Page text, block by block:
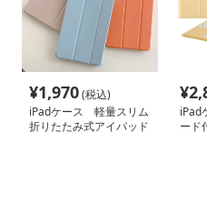
¥1,970(税込)
iPadケース 軽量スリム
折りたたみ式アイパッド
¥
iPad
ード